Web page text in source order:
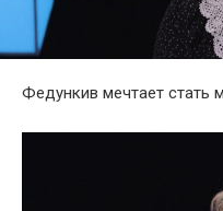
Федункив мечтает стать